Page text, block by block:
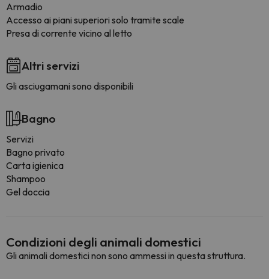
Armadio
Accesso ai piani superiori solo tramite scale
Presa di corrente vicino al letto
Altri servizi
Gli asciugamani sono disponibili
Bagno
Servizi
Bagno privato
Carta igienica
Shampoo
Gel doccia
Condizioni degli animali domestici
Gli animali domestici non sono ammessi in questa struttura.